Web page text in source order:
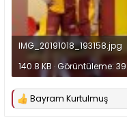
IMG_20191018_193158.jpg
140.8 KB · Görüntüleme: 39
T
Bayram Kurtulmuş